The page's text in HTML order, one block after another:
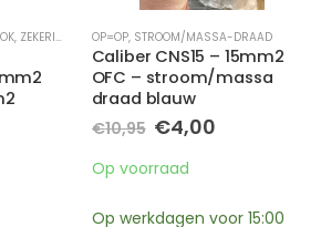
LUIDSPREKERDRAAD,OP=OP
Signat S102003 – 2x4mm2
luidsprekerdraad – OFC –
ook geschikt voor
subwoofer
prijs
€5,95. €2,00.